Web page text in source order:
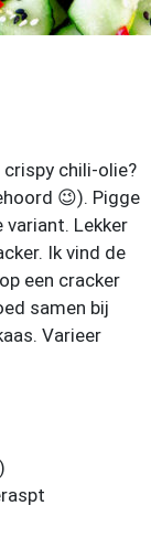
chili-olie?
😉). Pigge
variant. Lekker
Ik vind de
een cracker
samen bij
Varieer